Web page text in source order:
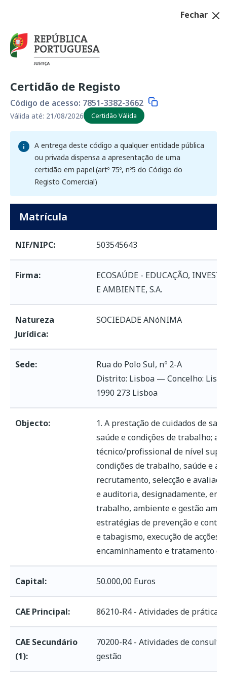
Consulta de Certidão Permanente
3 Consulta de Dados
Precisa de ajuda com este serviço?
Entre em contacto com a Linha Registos ou envie-
nos uma mensagem ou sugestão abaixo.
Dias úteis das 9h às 17h
211 950 500
Enviar sugestão
Ver contactos
Fechar
Certidão de Registo
Código de acesso: 7851-3382-3662
Válida até: 21/08/2026 Certidão Válida
A entrega deste código a qualquer entidade pública
ou privada dispensa a apresentação de uma
certidão em papel.(artº 75º, nº5 do Código do
Registo Comercial)
Matrícula
NIF/NIPC: 503545643
Firma:
ECOSAÚDE - EDUCAÇÃO,
E AMBIENTE, S.A.
Natureza
Jurídica:
SOCIEDADE ANóNIMA
Sede:
Rua do Polo Sul, nº 2-A
Distrito: Lisboa — Concelho:
1990 273 Lisboa
Objecto:
1. A prestação de cuidados de
saúde e condições de trabalho;
técnico/profissional de nível
condições de trabalho, saúde e
recrutamento, selecção e
e auditoria, designadamente, em
trabalho, ambiente e gestão
estratégias de prevenção e
e tabagismo, execução de
encaminhamento e tratamento
Capital: 50.000,00 Euros
CAE Principal: 86210-R4 - Atividades de prática
CAE Secundário
(1):
70200-R4 - Atividades de
gestão